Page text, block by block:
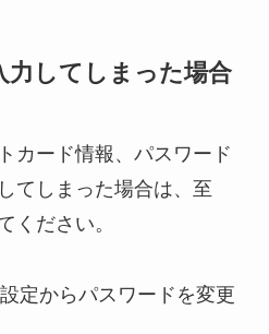
力してしまった場合
カード情報、パスワード
てしまった場合は、至
ください。
定からパスワードを変更